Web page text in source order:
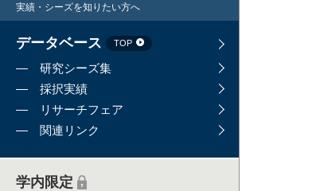
実績・シーズを知りたい方へ
データベース TOP
研究シーズ集
採択実績
リサーチフェア
関連リンク
学内限定